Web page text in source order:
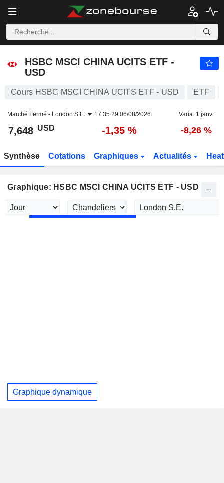
HSBC MSCI CHINA UCITS ETF -
USD
Cours HSBC MSCI CHINA UCITS ETF - USD ETF
Marché Fermé - London S.E. 17:35:29 06/08/2026 Varia. 1 janv.
7,648 USD -1,35 % -8,26 %
Synthèse Cotations Graphiques Actualités
Graphique: HSBC MSCI CHINA UCITS ETF - USD
Graphique dynamique